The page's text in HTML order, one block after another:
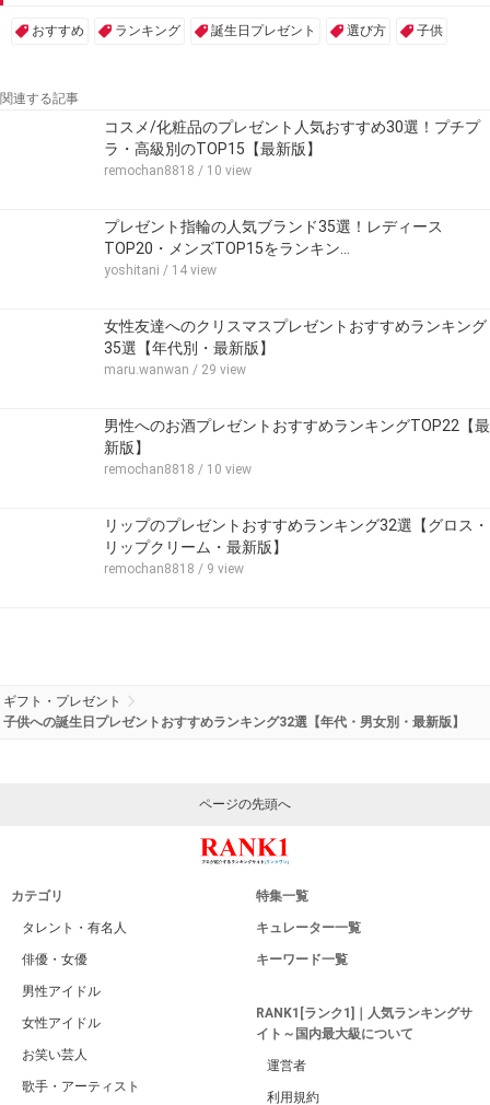
おすすめ ランキング 誕生日プレゼント 選び方 子供
関連する記事
コスメ/化粧品のプレゼント人気おすすめ30選！プチプ
ラ・高級別のTOP15【最新版】
remochan8818 / 10 view
プレゼント指輪の人気ブランド35選！レディース
TOP20・メンズTOP15をランキン…
yoshitani / 14 view
女性友達へのクリスマスプレゼントおすすめランキング
35選【年代別・最新版】
maru.wanwan / 29 view
男性へのお酒プレゼントおすすめランキングTOP22【最
新版】
remochan8818 / 10 view
リップのプレゼントおすすめランキング32選【グロス・
リップクリーム・最新版】
remochan8818 / 9 view
ギフト・プレゼント
子供への誕生日プレゼントおすすめランキング32選【年代・男女別・最新版】
ページの先頭へ
カテゴリ
タレント・有名人
俳優・女優
男性アイドル
女性アイドル
お笑い芸人
歌手・アーティスト
特集一覧
キュレーター一覧
キーワード一覧
RANK1[ランク1]｜人気ランキングサ
イト～国内最大級について
運営者
利用規約